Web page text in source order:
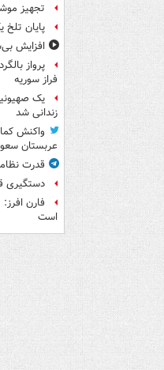
تجهیز
پایان تلخ
افزایش
پرواز
فراز سوریه
یک
زندانی شد
واکنش
عربستان
قدرت
دستگیری
فارن
است